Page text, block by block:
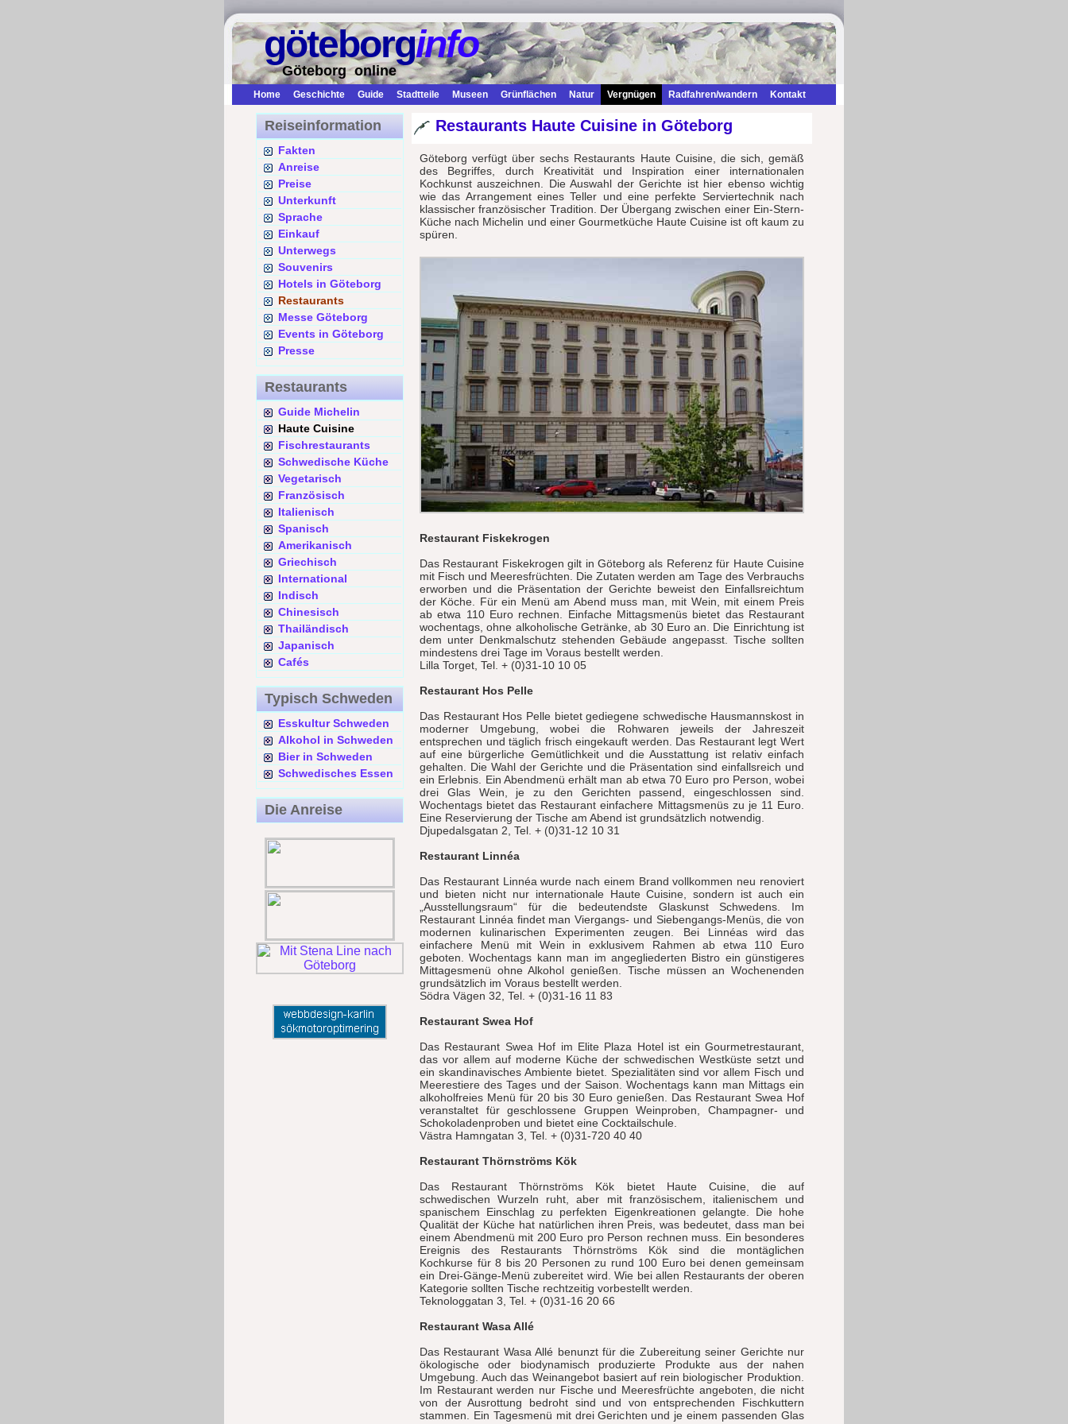
göteborginfo
Göteborg online
Home Geschichte Guide Stadtteile Museen Grünflächen Natur Vergnügen Radfahren/wandern Kontakt
Reiseinformation
Fakten
Anreise
Preise
Unterkunft
Sprache
Einkauf
Unterwegs
Souvenirs
Hotels in Göteborg
Restaurants
Messe Göteborg
Events in Göteborg
Presse
Restaurants
Guide Michelin
Haute Cuisine
Fischrestaurants
Schwedische Küche
Vegetarisch
Französisch
Italienisch
Spanisch
Amerikanisch
Griechisch
International
Indisch
Chinesisch
Thailändisch
Japanisch
Cafés
Typisch Schweden
Esskultur Schweden
Alkohol in Schweden
Bier in Schweden
Schwedisches Essen
Die Anreise
Restaurants Haute Cuisine in Göteborg
Göteborg verfügt über sechs Restaurants Haute Cuisine, die sich, gemäß
des Begriffes, durch Kreativität und Inspiration einer internationalen
Kochkunst auszeichnen. Die Auswahl der Gerichte ist hier ebenso wichtig
wie das Arrangement eines Teller und eine perfekte Serviertechnik nach
klassischer französischer Tradition. Der Übergang zwischen einer Ein-Stern-
Küche nach Michelin und einer Gourmetküche Haute Cuisine ist oft kaum zu
spüren.
Restaurant Fiskekrogen
Das Restaurant Fiskekrogen gilt in Göteborg als Referenz für Haute Cuisine
mit Fisch und Meeresfrüchten. Die Zutaten werden am Tage des Verbrauchs
erworben und die Präsentation der Gerichte beweist den Einfallsreichtum
der Köche. Für ein Menü am Abend muss man, mit Wein, mit einem Preis
ab etwa 110 Euro rechnen. Einfache Mittagsmenüs bietet das Restaurant
wochentags, ohne alkoholische Getränke, ab 30 Euro an. Die Einrichtung ist
dem unter Denkmalschutz stehenden Gebäude angepasst. Tische sollten
mindestens drei Tage im Voraus bestellt werden.
Lilla Torget, Tel. + (0)31-10 10 05
Restaurant Hos Pelle
Das Restaurant Hos Pelle bietet gediegene schwedische Hausmannskost in
moderner Umgebung, wobei die Rohwaren jeweils der Jahreszeit
entsprechen und täglich frisch eingekauft werden. Das Restaurant legt Wert
auf eine bürgerliche Gemütlichkeit und die Ausstattung ist relativ einfach
gehalten. Die Wahl der Gerichte und die Präsentation sind einfallsreich und
ein Erlebnis. Ein Abendmenü erhält man ab etwa 70 Euro pro Person, wobei
drei Glas Wein, je zu den Gerichten passend, eingeschlossen sind.
Wochentags bietet das Restaurant einfachere Mittagsmenüs zu je 11 Euro.
Eine Reservierung der Tische am Abend ist grundsätzlich notwendig.
Djupedalsgatan 2, Tel. + (0)31-12 10 31
Restaurant Linnéa
Das Restaurant Linnéa wurde nach einem Brand vollkommen neu renoviert
und bieten nicht nur internationale Haute Cuisine, sondern ist auch ein
„Ausstellungsraum“ für die bedeutendste Glaskunst Schwedens. Im
Restaurant Linnéa findet man Viergangs- und Siebengangs-Menüs, die von
modernen kulinarischen Experimenten zeugen. Bei Linnéas wird das
einfachere Menü mit Wein in exklusivem Rahmen ab etwa 110 Euro
geboten. Wochentags kann man im angegliederten Bistro ein günstigeres
Mittagesmenü ohne Alkohol genießen. Tische müssen an Wochenenden
grundsätzlich im Voraus bestellt werden.
Södra Vägen 32, Tel. + (0)31-16 11 83
Restaurant Swea Hof
Das Restaurant Swea Hof im Elite Plaza Hotel ist ein Gourmetrestaurant,
das vor allem auf moderne Küche der schwedischen Westküste setzt und
ein skandinavisches Ambiente bietet. Spezialitäten sind vor allem Fisch und
Meerestiere des Tages und der Saison. Wochentags kann man Mittags ein
alkoholfreies Menü für 20 bis 30 Euro genießen. Das Restaurant Swea Hof
veranstaltet für geschlossene Gruppen Weinproben, Champagner- und
Schokoladenproben und bietet eine Cocktailschule.
Västra Hamngatan 3, Tel. + (0)31-720 40 40
Restaurant Thörnströms Kök
Das Restaurant Thörnströms Kök bietet Haute Cuisine, die auf
schwedischen Wurzeln ruht, aber mit französischem, italienischem und
spanischem Einschlag zu perfekten Eigenkreationen gelangte. Die hohe
Qualität der Küche hat natürlichen ihren Preis, was bedeutet, dass man bei
einem Abendmenü mit 200 Euro pro Person rechnen muss. Ein besonderes
Ereignis des Restaurants Thörnströms Kök sind die montäglichen
Kochkurse für 8 bis 20 Personen zu rund 100 Euro bei denen gemeinsam
ein Drei-Gänge-Menü zubereitet wird. Wie bei allen Restaurants der oberen
Kategorie sollten Tische rechtzeitig vorbestellt werden.
Teknologgatan 3, Tel. + (0)31-16 20 66
Restaurant Wasa Allé
Das Restaurant Wasa Allé benunzt für die Zubereitung seiner Gerichte nur
ökologische oder biodynamisch produzierte Produkte aus der nahen
Umgebung. Auch das Weinangebot basiert auf rein biologischer Produktion.
Im Restaurant werden nur Fische und Meeresfrüchte angeboten, die nicht
von der Ausrottung bedroht sind und von entsprechenden Fischkuttern
stammen. Ein Tagesmenü mit drei Gerichten und je einem passenden Glas